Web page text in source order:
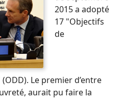
2015 a adopté
17 "Objectifs
de
Le premier d’entre
aurait pu faire la